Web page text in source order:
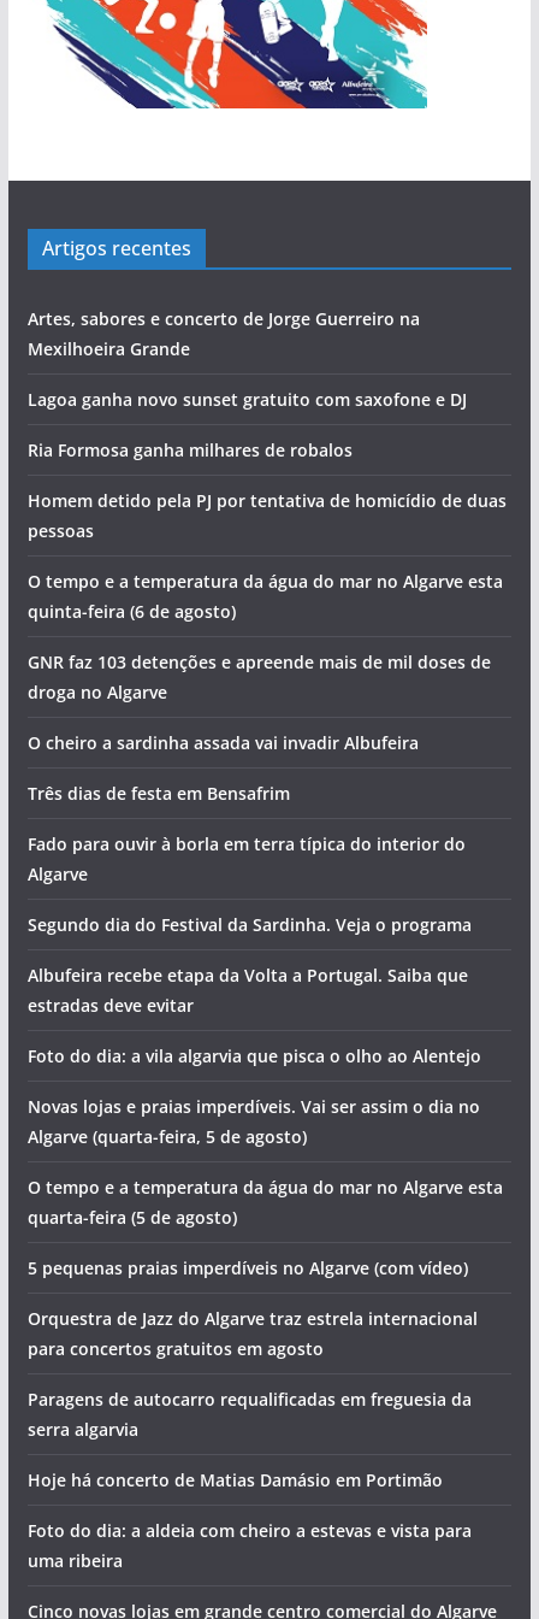
Artigos recentes
Artes, sabores e concerto de Jorge Guerreiro na
Mexilhoeira Grande
Lagoa ganha novo sunset gratuito com saxofone e DJ
Ria Formosa ganha milhares de robalos
Homem detido pela PJ por tentativa de homicídio de duas
pessoas
O tempo e a temperatura da água do mar no Algarve esta
quinta-feira (6 de agosto)
GNR faz 103 detenções e apreende mais de mil doses de
droga no Algarve
O cheiro a sardinha assada vai invadir Albufeira
Três dias de festa em Bensafrim
Fado para ouvir à borla em terra típica do interior do
Algarve
Segundo dia do Festival da Sardinha. Veja o programa
Albufeira recebe etapa da Volta a Portugal. Saiba que
estradas deve evitar
Foto do dia: a vila algarvia que pisca o olho ao Alentejo
Novas lojas e praias imperdíveis. Vai ser assim o dia no
Algarve (quarta-feira, 5 de agosto)
O tempo e a temperatura da água do mar no Algarve esta
quarta-feira (5 de agosto)
5 pequenas praias imperdíveis no Algarve (com vídeo)
Orquestra de Jazz do Algarve traz estrela internacional
para concertos gratuitos em agosto
Paragens de autocarro requalificadas em freguesia da
serra algarvia
Hoje há concerto de Matias Damásio em Portimão
Foto do dia: a aldeia com cheiro a estevas e vista para
uma ribeira
Cinco novas lojas em grande centro comercial do Algarve